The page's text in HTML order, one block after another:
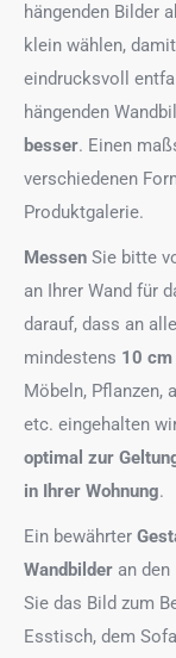
hängenden Bilder
klein wählen,
eindrucksvoll
hängenden
besser. Einen
verschiedenen
Produktgalerie.
Messen Sie bitte
an Ihrer Wand für
darauf, dass an
mindestens 10
Möbeln, Pflanzen,
etc. eingehalten
optimal zur
in Ihrer Wohnung.
Ein bewährter
Wandbilder an
Sie das Bild zum
Esstisch, dem